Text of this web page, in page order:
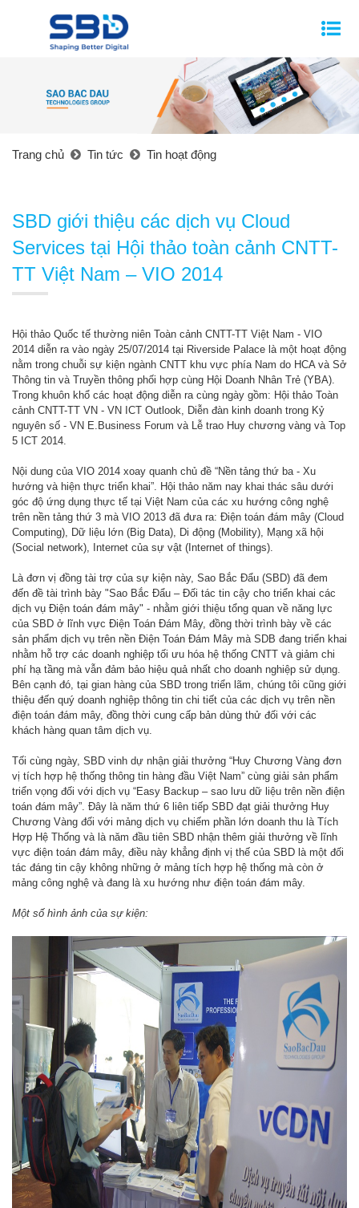
Trang chủ Tin tức Tin hoạt động
SBD giới thiệu các dịch vụ Cloud
Services tại Hội thảo toàn cảnh CNTT-
TT Việt Nam – VIO 2014
Hội thảo Quốc tế thường niên Toàn cảnh CNTT-TT Việt Nam - VIO
2014 diễn ra vào ngày 25/07/2014 tại Riverside Palace là một hoạt động
nằm trong chuỗi sự kiện ngành CNTT khu vực phía Nam do HCA và Sở
Thông tin và Truyền thông phối hợp cùng Hội Doanh Nhân Trẻ (YBA).
Trong khuôn khổ các hoạt động diễn ra cùng ngày gồm: Hội thảo Toàn
cảnh CNTT-TT VN - VN ICT Outlook, Diễn đàn kinh doanh trong Kỷ
nguyên số - VN E.Business Forum và Lễ trao Huy chương vàng và Top
5 ICT 2014.
Nội dung của VIO 2014 xoay quanh chủ đề “Nền tảng thứ ba - Xu
hướng và hiện thực triển khai”. Hội thảo năm nay khai thác sâu dưới
góc độ ứng dụng thực tế tại Việt Nam của các xu hướng công nghệ
trên nền tảng thứ 3 mà VIO 2013 đã đưa ra: Điện toán đám mây (Cloud
Computing), Dữ liệu lớn (Big Data), Di động (Mobility), Mạng xã hội
(Social network), Internet của sự vật (Internet of things).
Là đơn vị đồng tài trợ của sự kiện này, Sao Bắc Đẩu (SBD) đã đem
đến đề tài trình bày "Sao Bắc Đẩu – Đối tác tin cậy cho triển khai các
dịch vụ Điện toán đám mây" - nhằm giới thiệu tổng quan về năng lực
của SBD ở lĩnh vực Điện Toán Đám Mây, đồng thời trình bày về các
sản phẩm dịch vụ trên nền Điện Toán Đám Mây mà SDB đang triển khai
nhằm hỗ trợ các doanh nghiệp tối ưu hóa hệ thống CNTT và giảm chi
phí hạ tầng mà vẫn đảm bảo hiệu quả nhất cho doanh nghiệp sử dụng.
Bên cạnh đó, tại gian hàng của SBD trong triển lãm, chúng tôi cũng giới
thiệu đến quý doanh nghiệp thông tin chi tiết của các dịch vụ trên nền
điện toán đám mây, đồng thời cung cấp bản dùng thử đối với các
khách hàng quan tâm dịch vụ.
Tối cùng ngày, SBD vinh dự nhận giải thưởng “Huy Chương Vàng đơn
vị tích hợp hệ thống thông tin hàng đầu Việt Nam” cùng giải sản phẩm
triển vọng đối với dịch vụ “Easy Backup – sao lưu dữ liệu trên nền điện
toán đám mây”. Đây là năm thứ 6 liên tiếp SBD đạt giải thưởng Huy
Chương Vàng đối với mảng dịch vụ chiếm phần lớn doanh thu là Tích
Hợp Hệ Thống và là năm đầu tiên SBD nhận thêm giải thưởng về lĩnh
vực điện toán đám mây, điều này khẳng định vị thế của SBD là một đối
tác đáng tin cậy không những ở mảng tích hợp hệ thống mà còn ở
mảng công nghệ và đang là xu hướng như điện toán đám mây.
Một số hình ảnh của sự kiện: